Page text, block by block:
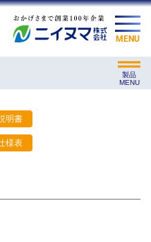
MENU
製品
MENU
明書
様表